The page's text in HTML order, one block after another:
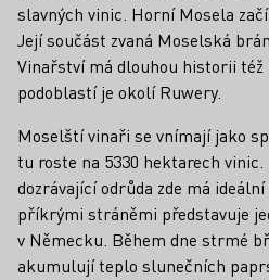
slavných vinic. Horní Mosela
Její součást zvaná Moselská
Vinařství má dlouhou historii též
podoblastí je okolí Ruwery.
Moselští vinaři se vnímají jako
tu roste na 5330 hektarech
dozrávající odrůda zde má
příkrými stráněmi představuje
v Německu. Během dne strmé
akumulují teplo slunečních